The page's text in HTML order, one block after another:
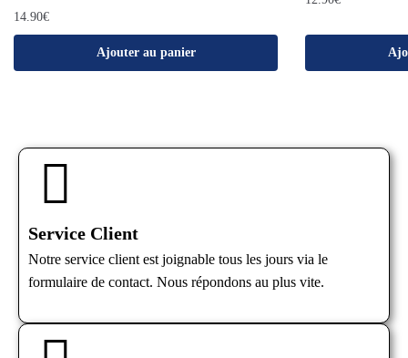
14.90€
Ajouter au panier
Service Client
Notre service client est joignable tous les jours via le
formulaire de contact. Nous répondons au plus vite.